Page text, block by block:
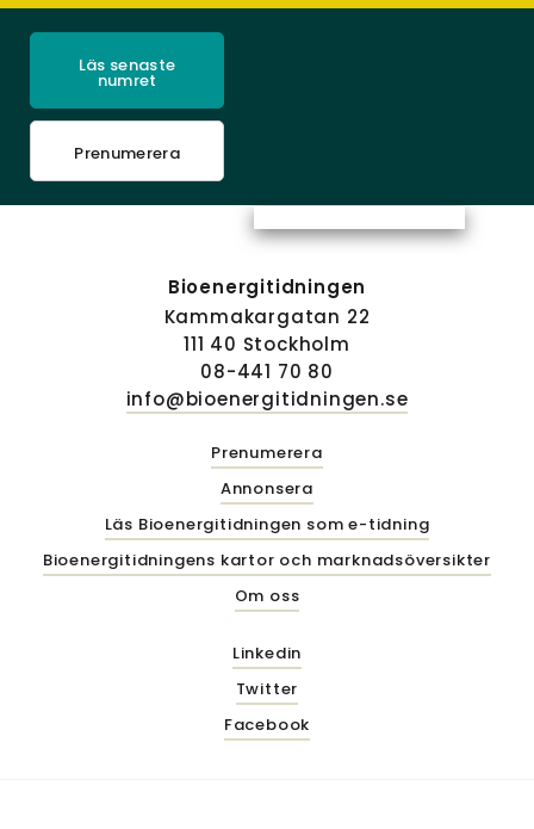
Läs senaste
numret
Prenumerera
Bioenergitidningen
Kammakargatan 22
111 40 Stockholm
08-441 70 80
info@bioenergitidningen.se
Prenumerera
Annonsera
Läs Bioenergitidningen som e-tidning
Bioenergitidningens kartor och marknadsöversikter
Om oss
Linkedin
Twitter
Facebook